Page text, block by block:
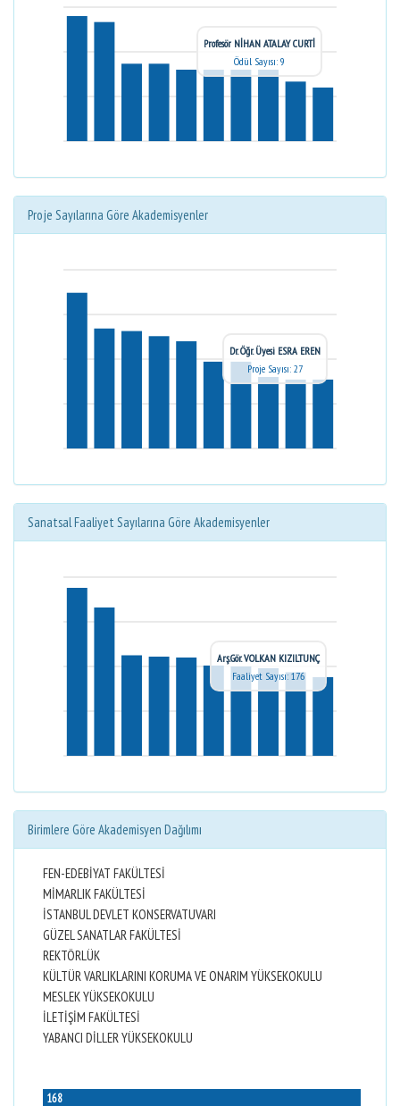
Profesör NİHAN ATALAY CURTİ
Ödül Sayısı: 9
Proje Sayılarına Göre Akademisyenler
Dr. Öğr. Üyesi ESRA EREN
Proje Sayısı: 27
Sanatsal Faaliyet Sayılarına Göre Akademisyenler
Arş.Gör. VOLKAN KIZILTUNÇ
Faaliyet Sayısı: 176
Birimlere Göre Akademisyen Dağılımı
FEN-EDEBİYAT FAKÜLTESİ
MİMARLIK FAKÜLTESİ
İSTANBUL DEVLET KONSERVATUVARI
GÜZEL SANATLAR FAKÜLTESİ
REKTÖRLÜK
KÜLTÜR VARLIKLARINI KORUMA VE ONARIM YÜKSEKOKULU
MESLEK YÜKSEKOKULU
İLETİŞİM FAKÜLTESİ
YABANCI DİLLER YÜKSEKOKULU
168